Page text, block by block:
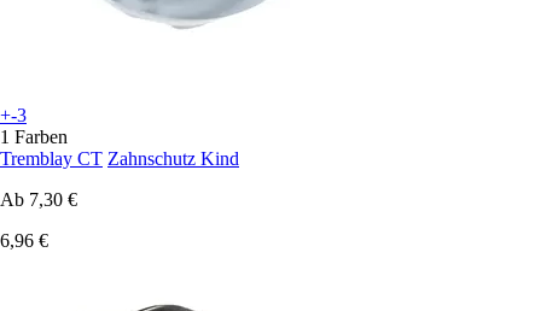
+-3
1 Farben
Tremblay CT Zahnschutz Kind
Ab 7,30 €
6,96 €